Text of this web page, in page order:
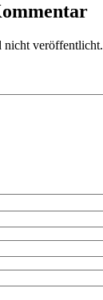
veröffentlicht.